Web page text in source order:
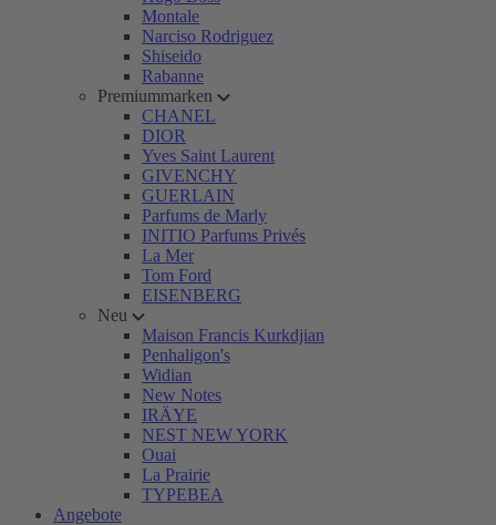
Montale
Narciso Rodriguez
Shiseido
Rabanne
Premiummarken
CHANEL
DIOR
Yves Saint Laurent
GIVENCHY
GUERLAIN
Parfums de Marly
INITIO Parfums Privés
La Mer
Tom Ford
EISENBERG
Neu
Maison Francis Kurkdjian
Penhaligon's
Widian
New Notes
IRÄYE
NEST NEW YORK
Ouai
La Prairie
TYPEBEA
Angebote